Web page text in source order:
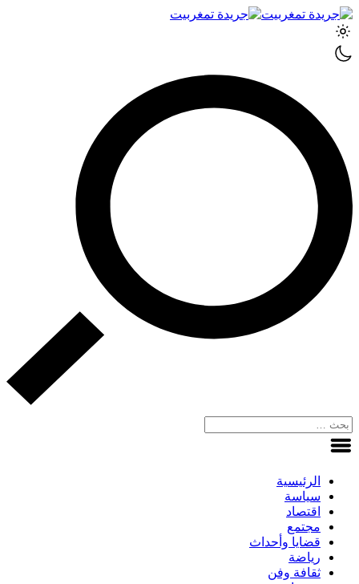
الرئيسية
سياسة
اقتصاد
مجتمع
قضايا وأحداث
رياضة
ثقافة وفن